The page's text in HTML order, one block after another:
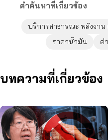
คำค้นหาที่เกี่ยวข้อง
บริการสาธารณะ พลังงาน
ราคาน้ำมัน
ค่
บทความที่เกี่ยวข้อง